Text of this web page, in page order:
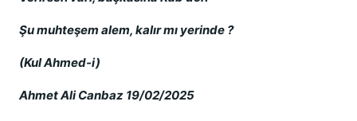
Şu muhteşem alem, kalır mı yerinde ?
(Kul Ahmed-i)
Ahmet Ali Canbaz 19/02/2025